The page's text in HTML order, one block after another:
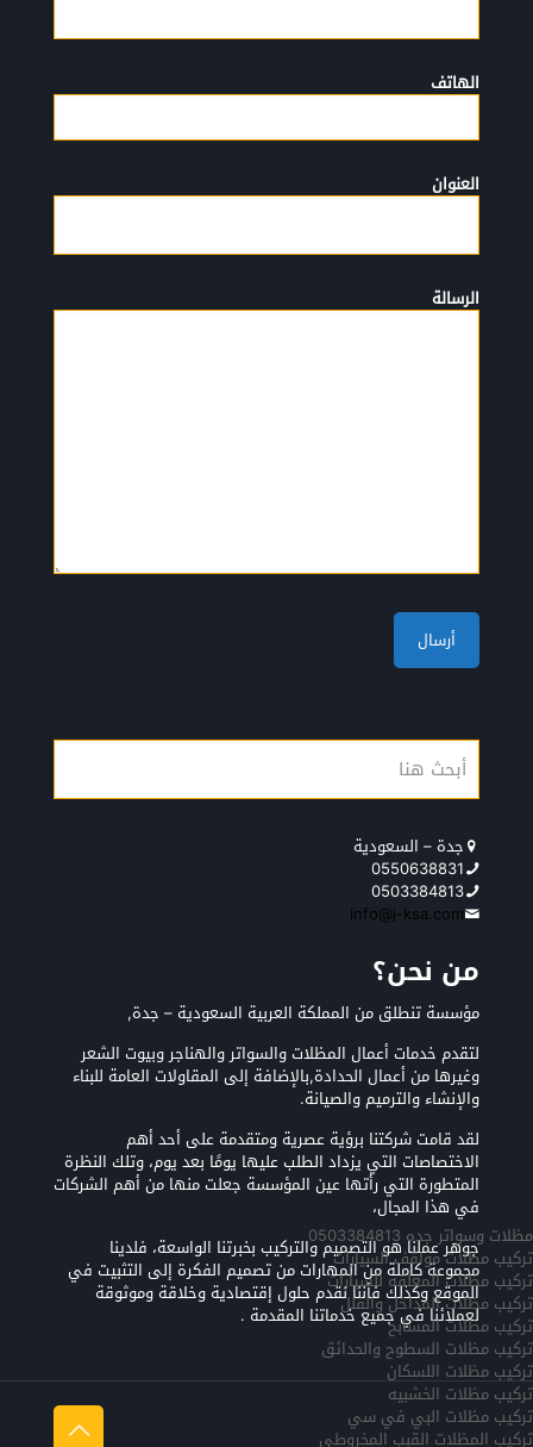
الهاتف
العنوان
الرسالة
جدة – السعودية
0550638831
0503384813
info@j-ksa.com
من نحن؟
مؤسسة تنطلق من المملكة العربية السعودية – جدة,
لتقدم خدمات أعمال المظلات والسواتر والهناجر وبيوت الشعر
وغيرها من أعمال الحدادة,بالإضافة إلى المقاولات العامة للبناء
والإنشاء والترميم والصيانة.
لقد قامت شركتنا برؤية عصرية ومتقدمة على أحد أهم
الاختصاصات التي يزداد الطلب عليها يومًا بعد يوم، وتلك النظرة
المتطورة التي رأتها عين المؤسسة جعلت منها من أهم الشركات
في هذا المجال،
جوهر عملنا هو التصميم والتركيب بخبرتنا الواسعة، فلدينا
مجموعة كاملة من المهارات من تصميم الفكرة إلى التثبيت في
الموقع وكذلك فأننا نقدم حلول إقتصادية وخلاقة وموثوقة
لعملائنا في جميع خدماتنا المقدمة .
مظلات وسواتر جده 0503384813
تركيب مظلات مواقف السيارات
تركيب مظلات المعلقه للسيارات
تركيب مظلات المداخل والفلل
تركيب مظلات المسابح
تركيب مظلات السطوح والحدائق
تركيب مظلات اللسكان
تركيب مظلات الخشبيه
تركيب مظلات البي في سي
تركيب المظلات القبب المخروطي